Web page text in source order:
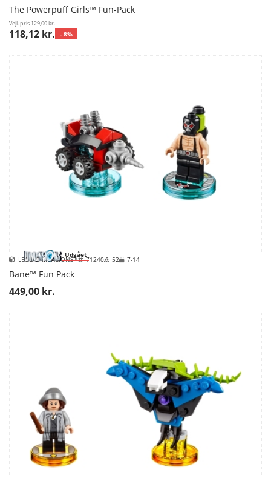
The Powerpuff Girls™ Fun-Pack
Vejl. pris129,00 kr.
118,12 kr. - 8%
Udgået
LEGO DIMENSIONS™ 71240 52 7-14
Bane™ Fun Pack
449,00 kr.